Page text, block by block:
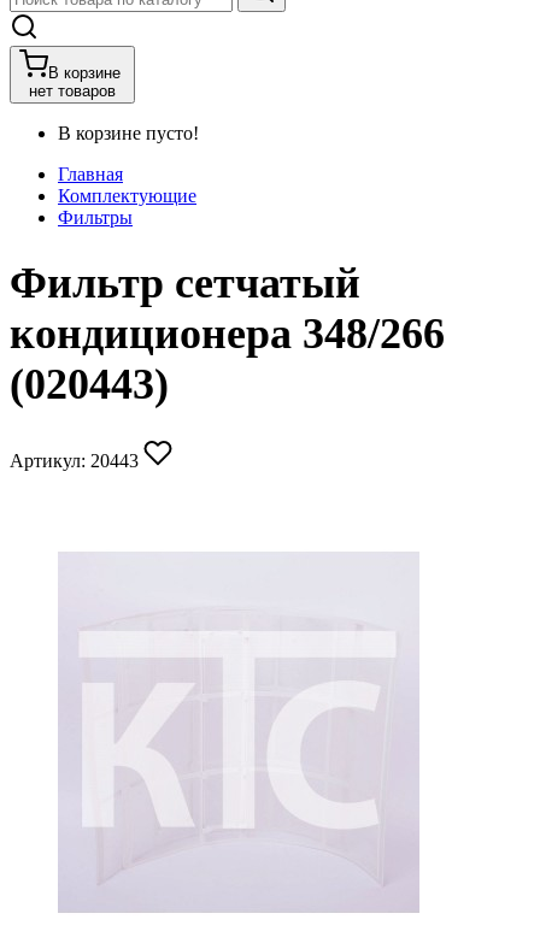
В корзине
нет товаров
В корзине пусто!
Главная
Комплектующие
Фильтры
Фильтр сетчатый
кондиционера 348/266
(020443)
Артикул: 20443